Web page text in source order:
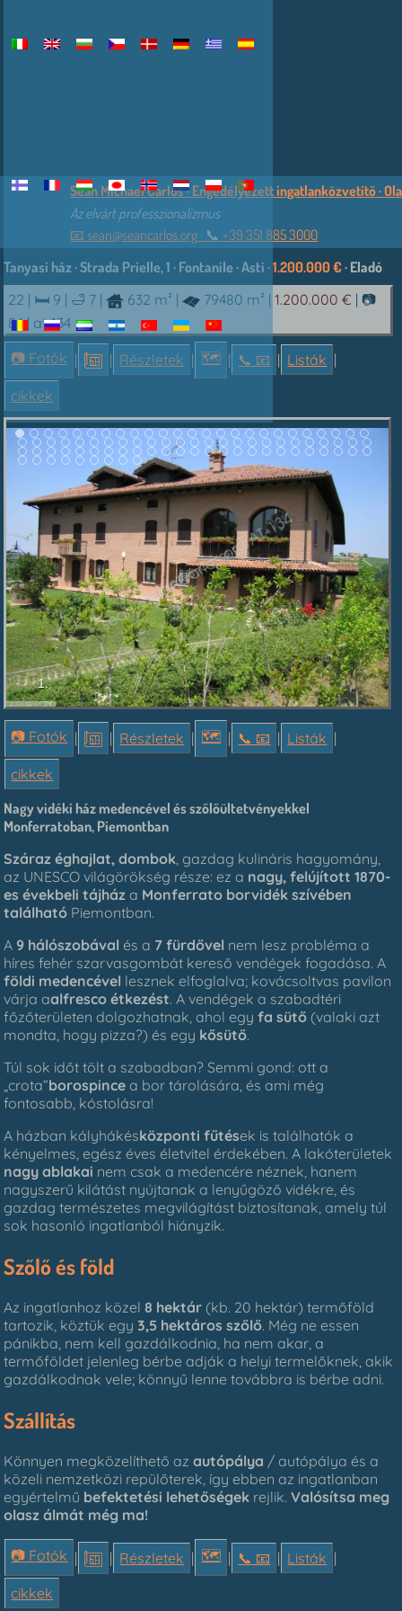
Sean Michael Carlos · Engedélyezett ingatlanközvetítő ·
Az elvárt professzionalizmus
📧sean@seancarlos.org · 📞︎ +39 351 885 3000
Tanyasi ház · Strada Prielle, 1 · Fontanile · Asti ·1.200.000 €· Eladó
22 | 🛏 9 | 🛁 7 | 632 m² | 79480 m² |1.200.000 € | 📷
84| at-134
📷 Fotók | | Részletek | 🗺 | 📞︎ 📧 | Listák |
cikkek
1.
📷 Fotók | | Részletek | 🗺 | 📞︎ 📧 | Listák |
cikkek
Nagy vidéki ház medencével és szőlőültetvényekkel
Monferratoban, Piemontban
Száraz éghajlat, dombok, gazdag kulináris hagyomány,
az UNESCO világörökség része: ez a nagy, felújított 1870-
es évekbeli tájház a Monferrato borvidék szívében
található Piemontban.
A9 hálószobával és a 7 fürdővel nem lesz probléma a
híres fehér szarvasgombát kereső vendégek fogadása. A
földi medencével lesznek elfoglalva; kovácsoltvas pavilon
várja aalfresco étkezést. A vendégek a szabadtéri
főzőterületen dolgozhatnak, ahol egyfa sütő (valaki azt
mondta, hogy pizza?) és egy kősütő.
Túl sok időt tölt a szabadban? Semmi gond: ott a
„crota”borospince a bor tárolására, és ami még
fontosabb, kóstolásra!
A házban kályhákésközponti fűtések is találhatók a
kényelmes, egész éves életvitel érdekében. A lakóterületek
nagy ablakai nem csak a medencére néznek, hanem
nagyszerű kilátást nyújtanak a lenyűgöző vidékre, és
gazdag természetes megvilágítást biztosítanak, amely túl
sok hasonló ingatlanból hiányzik.
Szőlő és föld
Az ingatlanhoz közel8 hektár (kb. 20 hektár) termőföld
tartozik, köztük egy3,5 hektáros szőlő. Még ne essen
pánikba, nem kell gazdálkodnia, ha nem akar, a
termőföldet jelenleg bérbe adják a helyi termelőknek, akik
gazdálkodnak vele; könnyű lenne továbbra is bérbe adni.
Szállítás
Könnyen megközelíthető azautópálya / autópálya és a
közeli nemzetközi repülőterek, így ebben az ingatlanban
egyértelmű befektetési lehetőségek rejlik.Valósítsa meg
olasz álmát még ma!
📷 Fotók | | Részletek | 🗺 | 📞︎ 📧 | Listák |
cikkek